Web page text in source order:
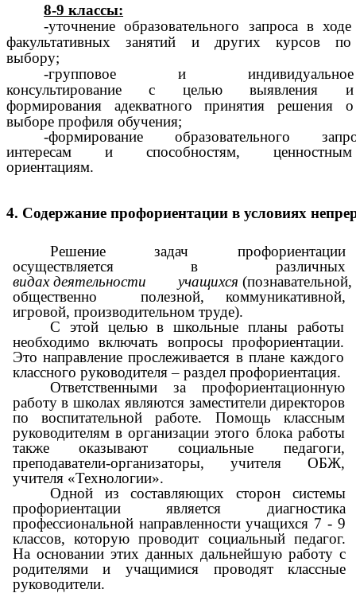
8-9 классы:
-уточнение образовательного запроса в ходе
факультативных занятий и других курсов по
выбору;
-групповое и индивидуальное
консультирование с целью выявления и
формирования адекватного принятия решения о
выборе профиля обучения;
-формирование образовательного
интересам и способностям, ценностным
ориентациям.
4. Содержание профориентации в условиях
Решение задач профориентации
осуществляется в различных
видах деятельности учащихся (познавательной,
общественно полезной, коммуникативной,
игровой, производительном труде).
С этой целью в школьные планы работы
необходимо включать вопросы профориентации.
Это направление прослеживается в плане каждого
классного руководителя – раздел профориентация.
Ответственными за профориентационную
работу в школах являются заместители директоров
по воспитательной работе. Помощь классным
руководителям в организации этого блока работы
также оказывают социальные педагоги,
преподаватели-организаторы, учителя ОБЖ,
учителя «Технологии».
Одной из составляющих сторон системы
профориентации является диагностика
профессиональной направленности учащихся 7 - 9
классов, которую проводит социальный педагог.
На основании этих данных дальнейшую работу с
родителями и учащимися проводят классные
руководители.